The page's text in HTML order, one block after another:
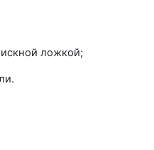
ложкой;